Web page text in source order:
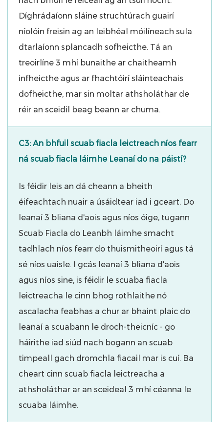
Díghrádaíonn sláine struchtúrach guairí
níolóin freisin ag an leibhéal móilíneach sula
dtarlaíonn splancadh sofheicthe. Tá an
treoirlíne 3 mhí bunaithe ar chaitheamh
infheicthe agus ar fhachtóirí sláinteachais
dofheicthe, mar sin moltar athsholáthar de
réir an sceidil beag beann ar chuma.
C3: An bhfuil scuab fiacla leictreach níos fearr
ná scuab fiacla láimhe Leanaí do na páistí?
Is féidir leis an dá cheann a bheith
éifeachtach nuair a úsáidtear iad i gceart. Do
leanaí 3 bliana d'aois agus níos óige, tugann
Scuab Fiacla do Leanbh láimhe smacht
tadhlach níos fearr do thuismitheoirí agus tá
sé níos uaisle. I gcás leanaí 3 bliana d'aois
agus níos sine, is féidir le scuaba fiacla
leictreacha le cinn bhog rothlaithe nó
ascalacha feabhas a chur ar bhaint plaic do
leanaí a scuabann le droch-theicníc - go
háirithe iad siúd nach bogann an scuab
timpeall gach dromchla fiacail mar is cuí. Ba
cheart cinn scuab fiacla leictreacha a
athsholáthar ar an sceideal 3 mhí céanna le
scuaba láimhe.